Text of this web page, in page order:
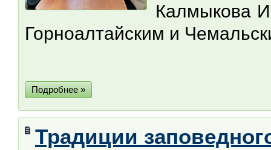
Калмыкова
Горноалтайским и
Подробнее »
Традиции